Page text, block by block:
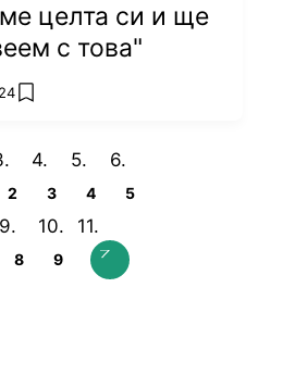
целта си и ще
с това"
add favorites
2 3 4 5
8 9